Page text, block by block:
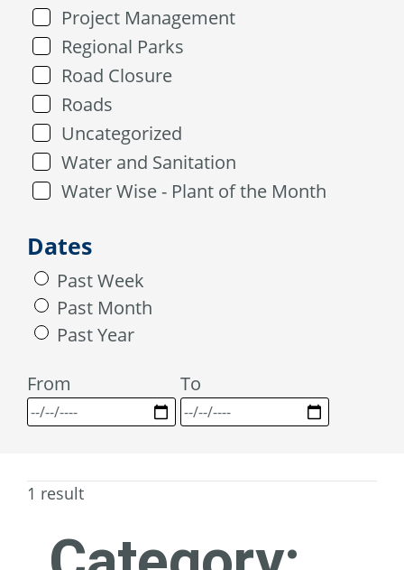
Project Management
Regional Parks
Road Closure
Roads
Uncategorized
Water and Sanitation
Water Wise - Plant of the Month
Dates
Past Week
Past Month
Past Year
From
To
1 result